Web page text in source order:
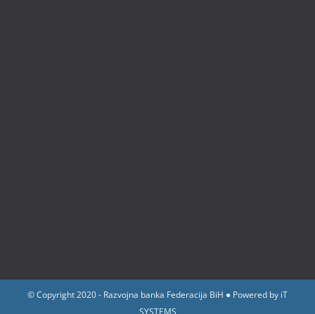
© Copyright 2020 - Razvojna banka Federacija BiH ● Powered by iT
SYSTEMS